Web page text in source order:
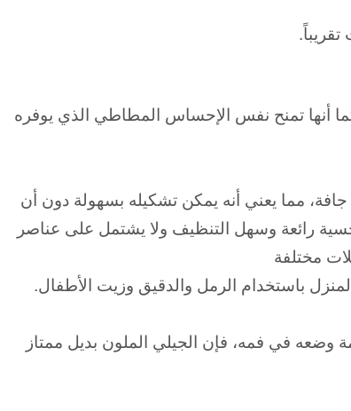
أنها تمنح نفس الإحساس المطاطي الذي يوفره
مما يعني أنه يمكن تشكيله بسهولة دون أن
رائعة وسهل التنظيف ولا يشتمل على عناصر
مختلفة
باستخدام الرمل والدقيق وزيت الأطفال.
وضعه في فمه، فإن الجيلي الملون بديل ممتاز